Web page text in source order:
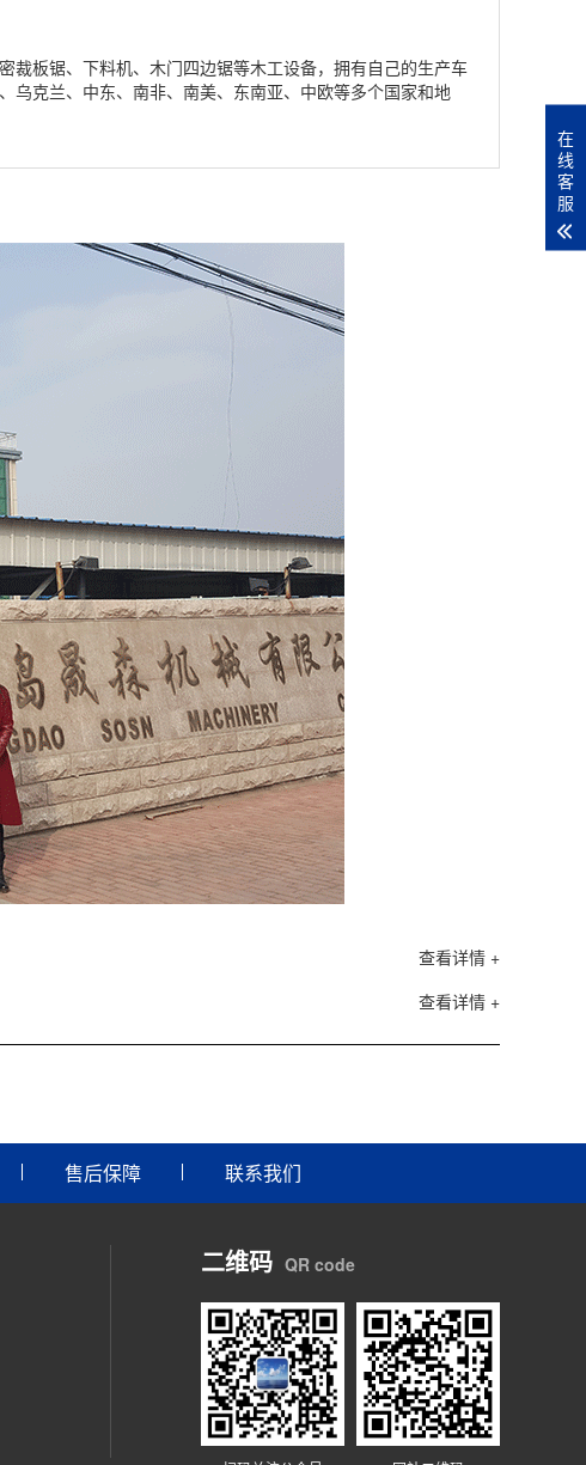
裁板锯、下料机、木门四边锯等木工设备，拥有自己的生产车
乌克兰、中东、南非、南美、东南亚、中欧等多个国家和地
查看详情 +
查看详情 +
售后保障 联系我们
二维码 QR code
在
线
客
服